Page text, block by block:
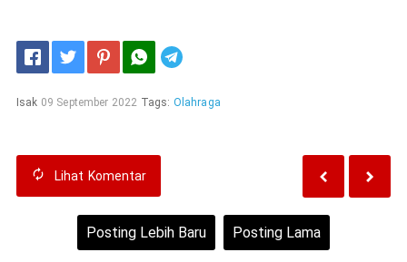
Isak 09 September 2022 Tags: Olahraga
Lihat Komentar
Posting Lebih Baru Posting Lama